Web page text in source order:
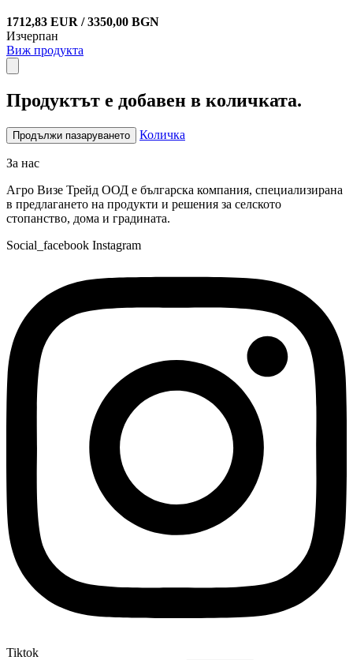
1712,83 EUR / 3350,00 BGN
Изчерпан
Виж продукта
Продуктът е добавен в количката.
Продължи пазаруването Количка
За нас
Агро Визе Трейд ООД е българска компания, специализирана
в предлагането на продукти и решения за селското
стопанство, дома и градината.
Social_facebook Instagram
Tiktok